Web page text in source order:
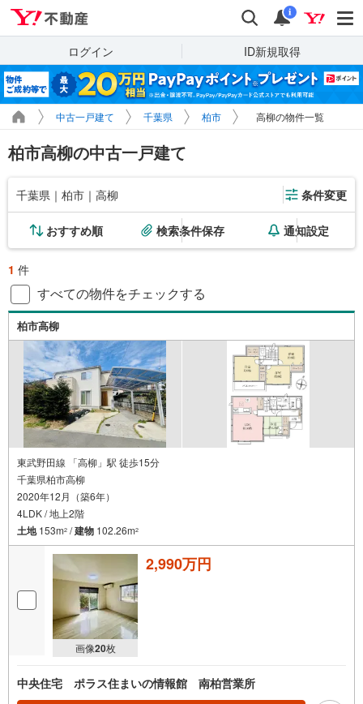
検索 通知
i
ログイン ID新規取得
中古一戸建て 千葉県 柏市 高柳の物件一覧
柏市高柳の中古一戸建て
千葉県｜柏市｜高柳 条件変更
おすすめ順 検索条件保存 通知設定
1 件
すべての物件をチェックする
柏市高柳
東武野田線 「高柳」駅 徒歩15分
千葉県柏市高柳
2020年12月（築6年）
4LDK / 地上2階
土地153m2 /建物 102.26m2
画像20枚
2,990万円
中央住宅 ポラス住まいの情報館 南柏営業所